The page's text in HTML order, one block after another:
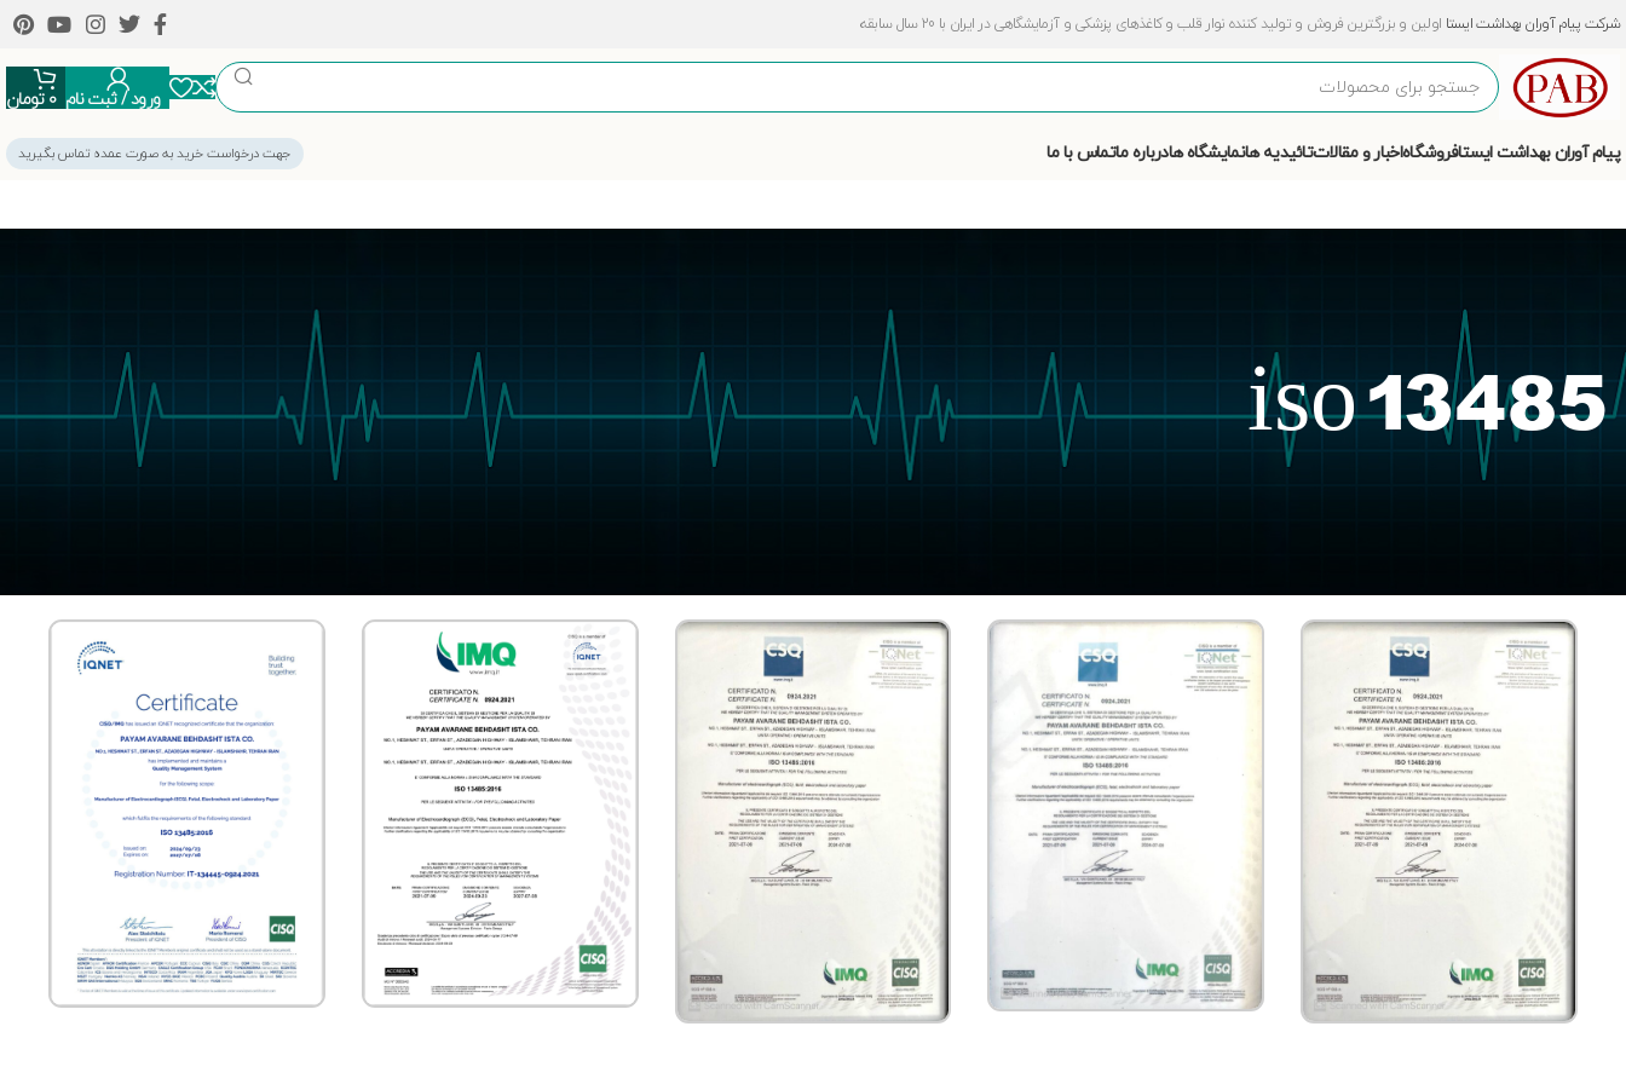
شرکت پیام آوران بهداشت ایستا اولین و بزرگترین فروش و تولید کننده نوار قلب و کاغذهای پزشکی و آزمایشگاهی در ایران با 20 سال سابقه
ورود / ثبت نام 0 تومان
پیام آوران بهداشت ایستافروشگاهاخبار و مقالاتتائیدیه هانمایشگاه هادرباره ماتماس با ما جهت درخواست خرید به صورت عمده تماس بگیرید
iso 13485